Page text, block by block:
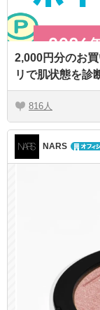
2,000円分のお
リで肌状態を診
816
NARS